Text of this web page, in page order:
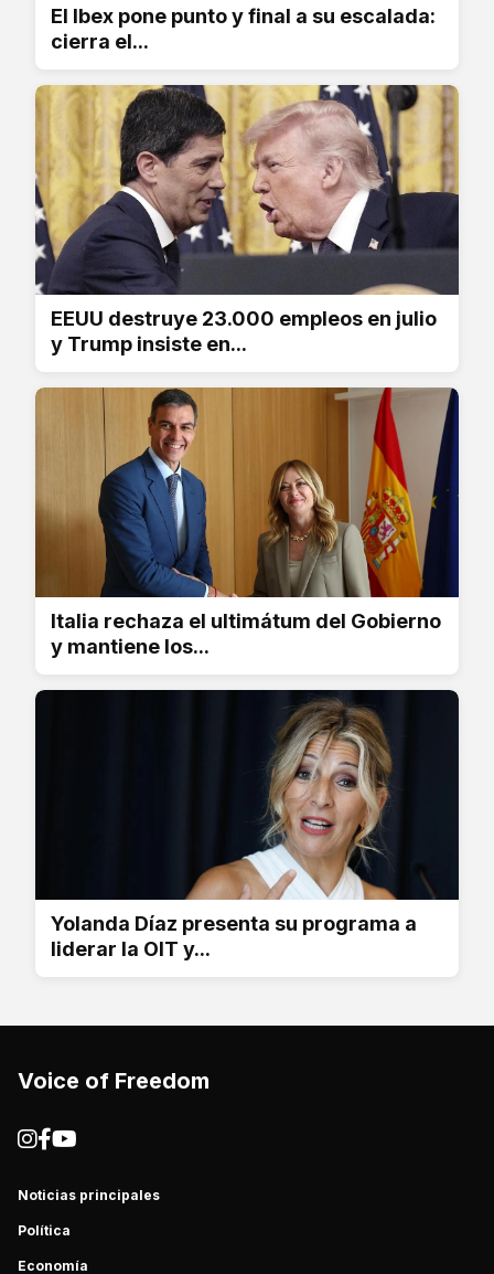
El Ibex pone punto y final a su escalada:
cierra el...
EEUU destruye 23.000 empleos en julio
y Trump insiste en...
Italia rechaza el ultimátum del Gobierno
y mantiene los...
Yolanda Díaz presenta su programa a
liderar la OIT y...
Voice of Freedom
Noticias principales
Política
Economía